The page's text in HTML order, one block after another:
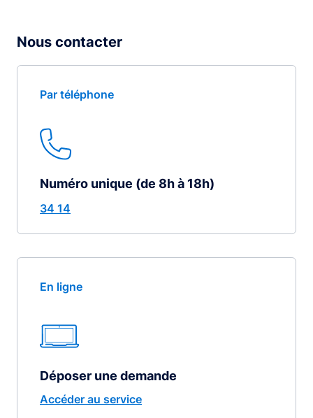
Nous contacter
Par téléphone
Numéro unique (de 8h à 18h)
34 14
En ligne
Déposer une demande
Accéder au service